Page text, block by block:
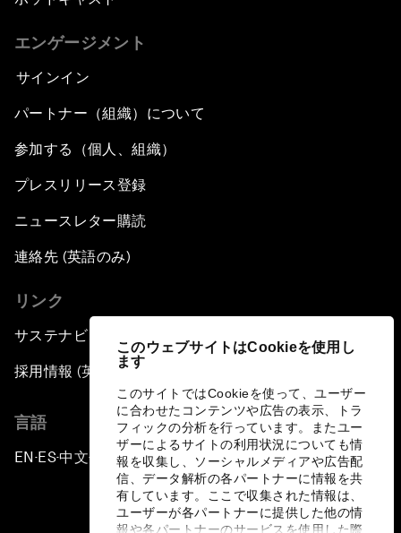
このウェブサイトはCookieを使用し
ます
このサイトではCookieを使って、ユーザー
に合わせたコンテンツや広告の表示、トラ
フィックの分析を行っています。またユー
ザーによるサイトの利用状況についても情
報を収集し、ソーシャルメディアや広告配
信、データ解析の各パートナーに情報を共
有しています。ここで収集された情報は、
ユーザーが各パートナーに提供した他の情
報や各パートナーのサービスを使用した際
エンゲージメント
サインイン
パートナー（組織）について
参加する（個人、組織）
プレスリリース登録
ニュースレター購読
連絡先 (英語のみ)
リンク
サステナビリティへの取り組み
採用情報 (英語のみ)
言語
EN ▪ES▪中文▪ 日本語